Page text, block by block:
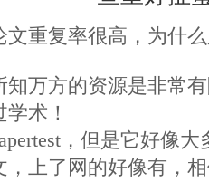
文重复率很高，为什
万方的资源是非常
术！
，但是它好像
，上了网的好像有，